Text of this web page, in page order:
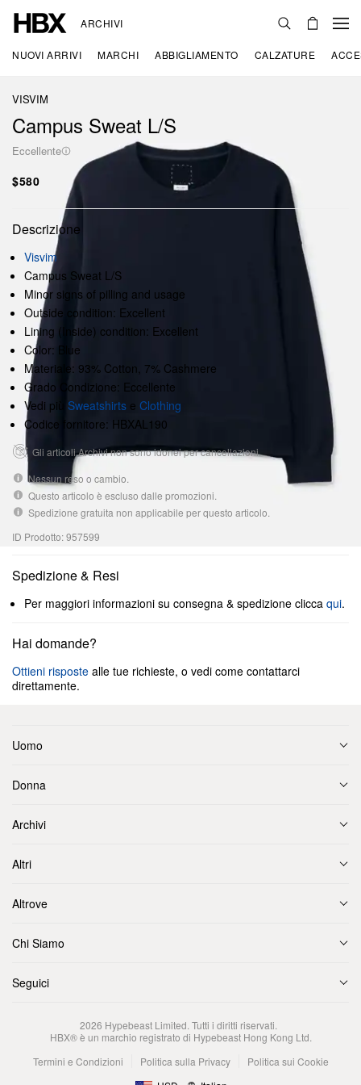
ARCHIVI
NUOVI ARRIVI MARCHI ABBIGLIAMENTO CALZATURE
VISVIM
Campus Sweat L/S
Eccellente
$580
Descrizione
Visvim
Campus Sweat L/S
Minor signs of pilling and usage
Outside condition: Excellent
Lining (Inside) condition: Excellent
Color: Blue
Materiale: 93% Cotton, 7% Cashmere
Grado Condizione: Eccellente
Vedi più Sweatshirts e Clothing
Codice fornitore: HBXAL190
Gli articoli Archivi non sono idonei per cancellazioni.
Nessun reso o cambio.
Questo articolo è escluso dalle promozioni.
Spedizione gratuita non applicabile per questo articolo.
ID Prodotto: 957599
Spedizione & Resi
Per maggiori informazioni su consegna & spedizione clicca qui.
Hai domande?
Ottieni risposte alle tue richieste, o vedi come contattarci
direttamente.
Uomo
Donna
Archivi
Altri
Altrove
Chi Siamo
Seguici
2026 Hypebeast Limited. Tutti i diritti riservati.
HBX® è un marchio registrato di Hypebeast Hong Kong Ltd.
Termini e Condizioni
Politica sulla Privacy
Politica sui Cookie